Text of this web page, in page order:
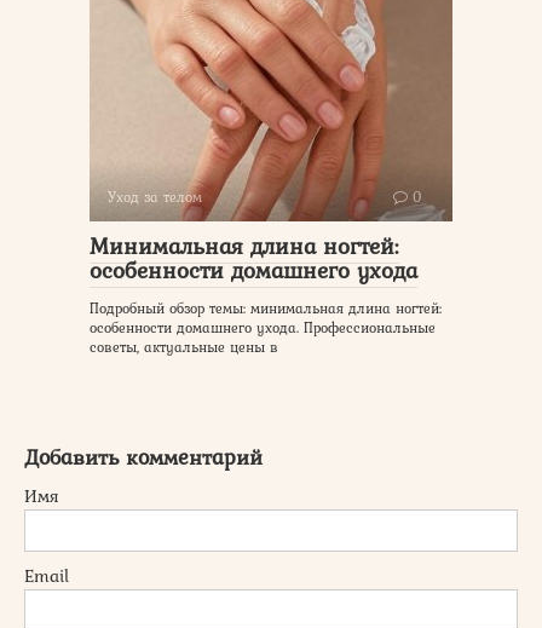
Уход за телом 0
Минимальная длина ногтей:
особенности домашнего ухода
Подробный обзор темы: минимальная длина ногтей:
особенности домашнего ухода. Профессиональные
советы, актуальные цены в
Добавить комментарий
Имя
Email